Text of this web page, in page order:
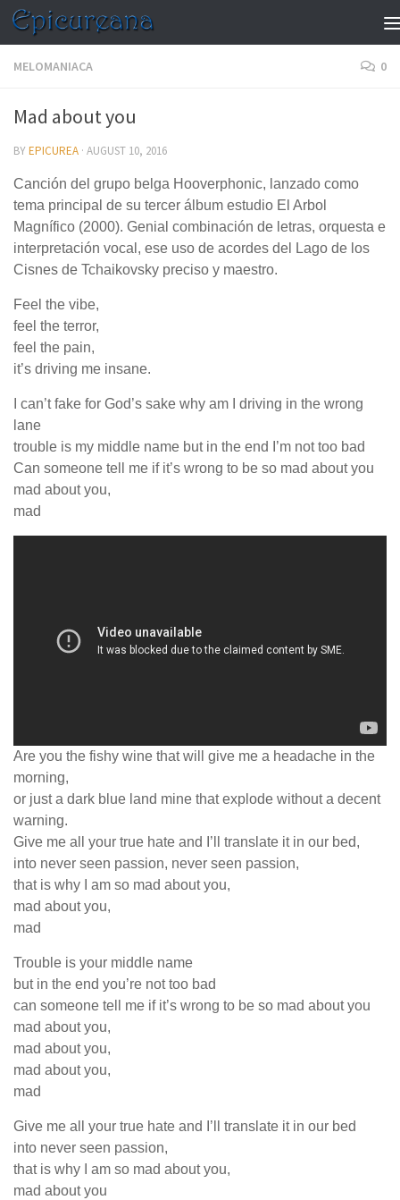
Skip to content
MELOMANIACA 0
Mad about you
BYEPICUREA · AUGUST 10, 2016
Canción del grupo belga Hooverphonic, lanzado como
tema principal de su tercer álbum estudio El Arbol
Magnífico (2000). Genial combinación de letras, orquesta e
interpretación vocal, ese uso de acordes del Lago de los
Cisnes de Tchaikovsky preciso y maestro.
Feel the vibe,
feel the terror,
feel the pain,
it’s driving me insane.
I can’t fake for God’s sake why am I driving in the wrong
lane
trouble is my middle name but in the end I’m not too bad
Can someone tell me if it’s wrong to be so mad about you
mad about you,
mad
Are you the fishy wine that will give me a headache in the
morning,
or just a dark blue land mine that explode without a decent
warning.
Give me all your true hate and I’ll translate it in our bed,
into never seen passion, never seen passion,
that is why I am so mad about you,
mad about you,
mad
Trouble is your middle name
but in the end you’re not too bad
can someone tell me if it’s wrong to be so mad about you
mad about you,
mad about you,
mad about you,
mad
Give me all your true hate and I’ll translate it in our bed
into never seen passion,
that is why I am so mad about you,
mad about you